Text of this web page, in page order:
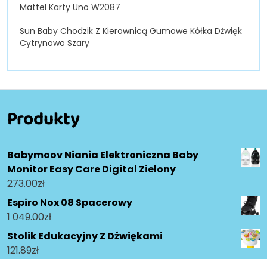
Mattel Karty Uno W2087
Sun Baby Chodzik Z Kierownicą Gumowe Kółka Dżwięk
Cytrynowo Szary
Produkty
Babymoov Niania Elektroniczna Baby
Monitor Easy Care Digital Zielony
273.00zł
Espiro Nox 08 Spacerowy
1 049.00zł
Stolik Edukacyjny Z Dźwiękami
121.89zł